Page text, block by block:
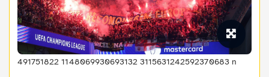
491751822 1148069930693132 3115631242592370683 n